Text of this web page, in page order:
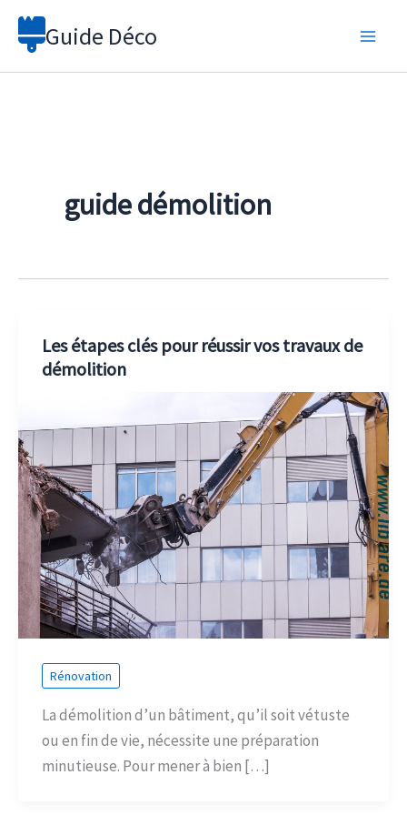
Aller
Guide Déco
guide démolition
Les étapes clés pour réussir vos travaux de
démolition
Rénovation
La démolition d’un bâtiment, qu’il soit vétuste
ou en fin de vie, nécessite une préparation
minutieuse. Pour mener à bien […]